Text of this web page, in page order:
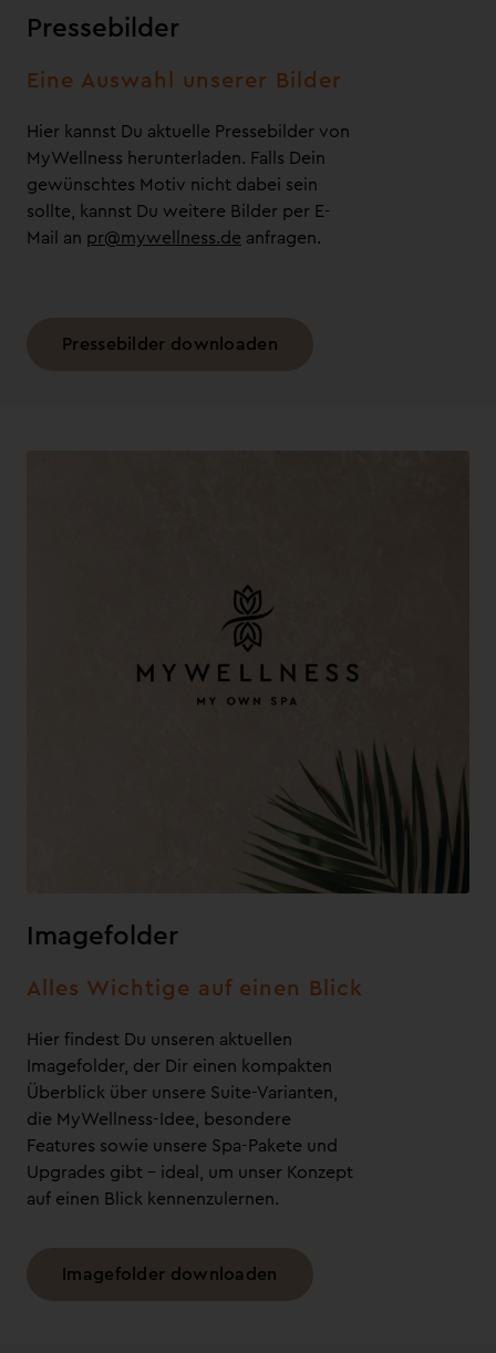
Pressebilder
Eine Auswahl unserer Bilder
Hier kannst Du aktuelle Pressebilder von
MyWellness herunterladen. Falls Dein
gewünschtes Motiv nicht dabei sein
sollte, kannst Du weitere Bilder per E-
Mail an pr@mywellness.de anfragen.
Pressebilder downloaden
Imagefolder
Alles Wichtige auf einen Blick
Hier findest Du unseren aktuellen
Imagefolder, der Dir einen kompakten
Überblick über unsere Suite-Varianten,
die MyWellness-Idee, besondere
Features sowie unsere Spa-Pakete und
Upgrades gibt – ideal, um unser Konzept
auf einen Blick kennenzulernen.
Imagefolder downloaden